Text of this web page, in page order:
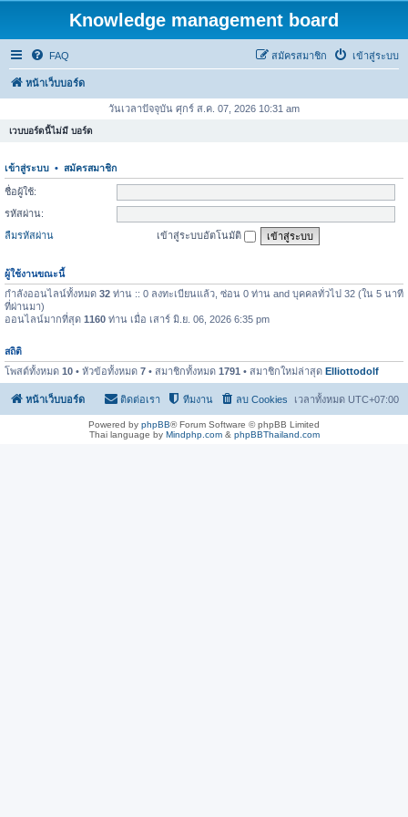
Knowledge management board
FAQ เข้าสู่ระบบ
สมัครสมาชิก
หน้าเว็บบอร์ด
วันเวลาปัจจุบัน ศุกร์ ส.ค. 07, 2026 10:31 am
เวบบอร์ดนี้ไม่มี บอร์ด
เข้าสู่ระบบ • สมัครสมาชิก
ชื่อผู้ใช้:
รหัสผ่าน:
ลืมรหัสผ่าน เข้าสู่ระบบอัตโนมัติ
ผู้ใช้งานขณะนี้
กำลังออนไลน์ทั้งหมด 32 ท่าน :: 0 ลงทะเบียนแล้ว, ซ่อน 0 ท่าน and บุคคลทั่วไป 32 (ใน 5 นาที
ที่ผ่านมา)
ออนไลน์มากที่สุด 1160 ท่าน เมื่อ เสาร์ มิ.ย. 06, 2026 6:35 pm
สถิติ
โพสต์ทั้งหมด 10 • หัวข้อทั้งหมด 7 • สมาชิกทั้งหมด 1791 • สมาชิกใหม่ล่าสุด Elliottodolf
หน้าเว็บบอร์ด เวลาทั้งหมด UTC+07:00
ลบ Cookies
ทีมงาน
ติดต่อเรา
Powered by phpBB® Forum Software © phpBB Limited
Thai language by Mindphp.com& phpBBThailand.com